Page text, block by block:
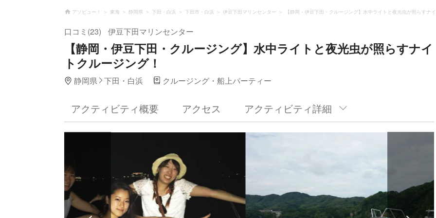
アソビュー！ 東海 静岡県 下田・白浜 下田市・白浜 伊豆下田マリンセンター 【静岡・伊豆下田・クルージング】水中ライトと夜光虫が照らすナ
口コミ(23) 伊豆下田マリンセンター
【静岡・伊豆下田・クルージング】水中ライトと夜光虫が照らすナイ
トクルージング！
静岡県 下田・白浜 クルージング・船上パーティー
アクティビティ概要 アクセス アクティビティ詳細